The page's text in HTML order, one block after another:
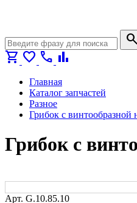
search
shopping_cart favorite call bar_chart
Главная
Каталог запчастей
Разное
Грибок с винтообразной
Грибок с
Арт. G.10.85.10